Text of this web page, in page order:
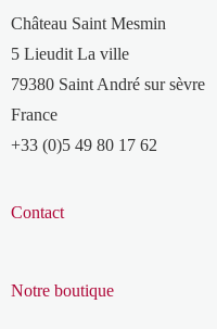
Château Saint Mesmin
5 Lieudit La ville
79380 Saint André sur sèvre
France
+33 (0)5 49 80 17 62
Contact
Notre boutique